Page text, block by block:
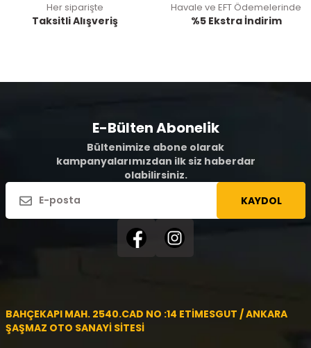
Her siparişte
Taksitli Alışveriş
Havale ve EFT Ödemelerinde
%5 Ekstra İndirim
E-Bülten Abonelik
Bültenimize abone olarak
kampanyalarımızdan ilk siz haberdar
olabilirsiniz.
KAYDOL
BAHÇEKAPI MAH. 2540.CAD NO :14 ETİMESGUT / ANKARA
ŞAŞMAZ OTO SANAYİ SİTESİ